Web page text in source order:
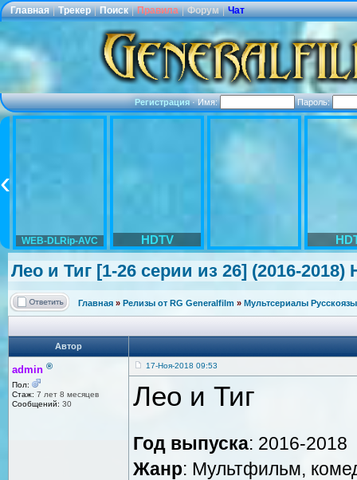
Главная | Трекер | Поиск | Правила | Форум | Чат
Регистрация·Имя: Пароль:
WEB-DLRip-AVC HDTV
Лео и Тиг [1-26 серии из 26] (2016-2018)
Главная » Релизы от RG Generalfilm » Мультсериалы
Автор
admin ®
Пол:
Стаж: 7 лет 8 месяцев
Сообщений: 30
17-Ноя-2018 09:53
Лео и Тиг
Год выпуска: 2016-2018
Жанр: Мультфильм,